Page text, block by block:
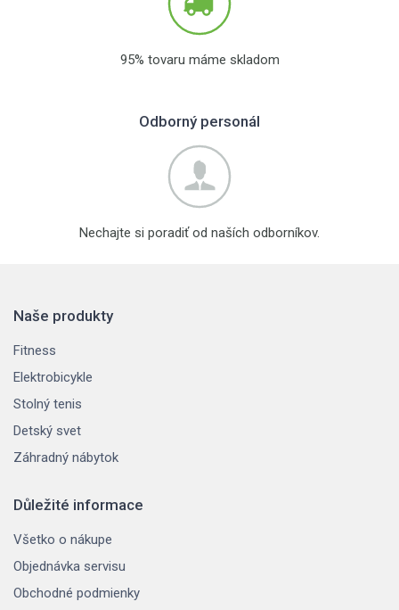
95% tovaru máme skladom
Odborný personál
Nechajte si poradiť od naších odborníkov.
Naše produkty
Fitness
Elektrobicykle
Stolný tenis
Detský svet
Záhradný nábytok
Důležité informace
Všetko o nákupe
Objednávka servisu
Obchodné podmienky